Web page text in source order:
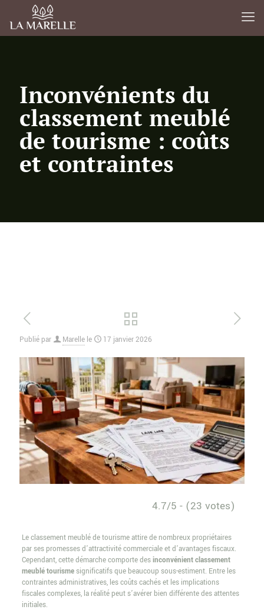
Inconvénients du
classement meublé
de tourisme : coûts
et contraintes
Publié par Marelle le 17 janvier 2026
4.7/5 - (23 votes)
Le classement meublé de tourisme attire de nombreux propriétaires
par ses promesses d’attractivité commerciale et d’avantages fiscaux.
Cependant, cette démarche comporte desinconvénient classement
meublé tourismesignificatifs que beaucoup sous-estiment. Entre les
contraintes administratives, les coûts cachés et les implications
fiscales complexes, la réalité peut s’avérer bien différente des attentes
initiales.